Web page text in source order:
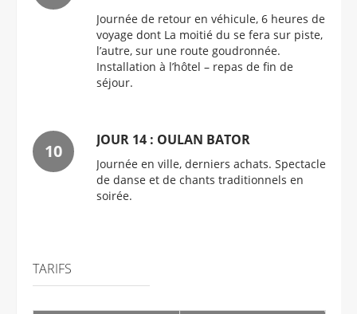
Journée de retour en véhicule, 6 heures de
voyage dont La moitié du se fera sur piste,
l’autre, sur une route goudronnée.
Installation à l’hôtel – repas de fin de
séjour.
JOUR 14 : OULAN BATOR
Journée en ville, derniers achats. Spectacle
de danse et de chants traditionnels en
soirée.
TARIFS